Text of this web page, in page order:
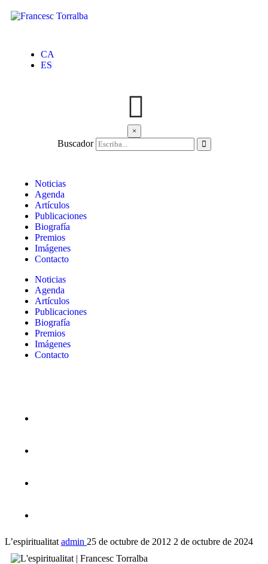
CA
ES
×
Buscador
Noticias
Agenda
Artículos
Publicaciones
Biografía
Premios
Imágenes
Contacto
Noticias
Agenda
Artículos
Publicaciones
Biografía
Premios
Imágenes
Contacto
L’espiritualitat admin 25 de octubre de 2012 2 de octubre de 2024